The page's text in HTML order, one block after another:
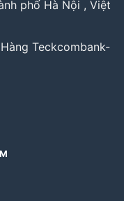
phố Hà Nội , Việt
Teckcombank-